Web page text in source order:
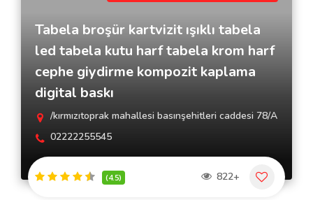
Tabela broşür kartvizit ışıklı tabela
led tabela kutu harf tabela krom harf
cephe giydirme kompozit kaplama
digital baskı
/kırmızıtoprak mahallesi basınşehitleri caddesi 78/A
02222255545
(4.5) 822+